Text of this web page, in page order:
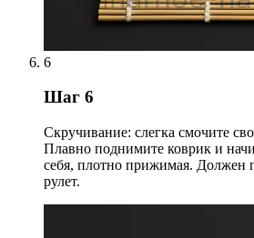
6
Шаг 6
Скручивание: слегка смочите
Плавно поднимите коврик и
себя, плотно прижимая. Должен
рулет.